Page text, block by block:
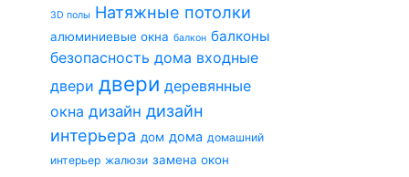
3D полы Натяжные потолки
алюминиевые окна балкон балконы
безопасность дома входные
двери двери деревянные
окна дизайн дизайн
интерьера дом дома домашний
интерьер жалюзи замена окон